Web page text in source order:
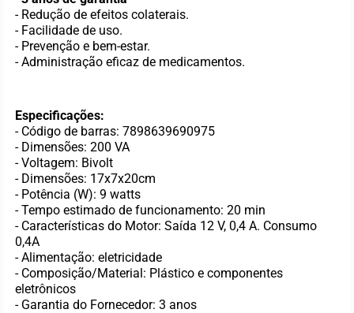
- Redução de efeitos colaterais.
- Facilidade de uso.
- Prevenção e bem-estar.
- Administração eficaz de medicamentos.
Especificações:
- Código de barras: 7898639690975
- Dimensões: 200 VA
- Voltagem: Bivolt
- Dimensões: 17x7x20cm
- Potência (W): 9 watts
- Tempo estimado de funcionamento: 20 min
- Características do Motor: Saída 12 V, 0,4 A. Consumo
0,4A
- Alimentação: eletricidade
- Composição/Material: Plástico e componentes
eletrônicos
- Garantia do Fornecedor: 3 anos